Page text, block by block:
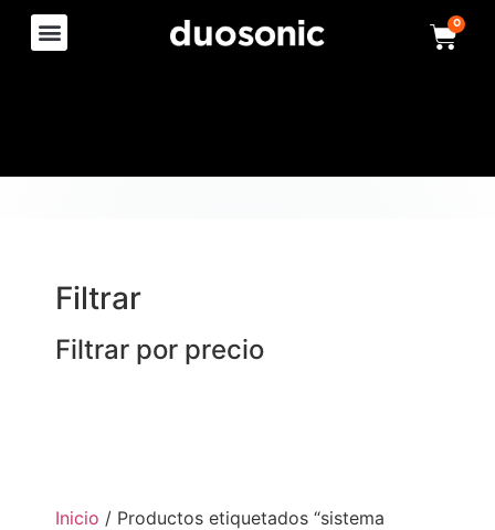
0
Filtrar
Filtrar por precio
Inicio / Productos etiquetados “sistema